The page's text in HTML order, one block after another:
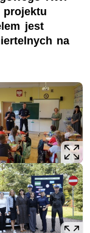
projektu
jest
na